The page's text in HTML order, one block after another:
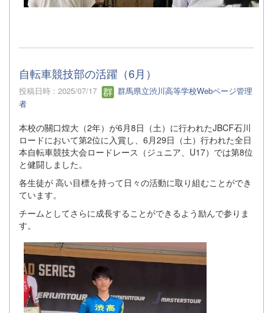
自転車競技部の活躍（6月）
投稿日時 : 2025/07/17
群馬県立渋川高等学校Webページ管理
者
本校の關口煌大（2年）が6月8日（土）に行われたJBCF石川
ロードにおいて第2位に入賞し、6月29日（土）行われた全日
本自転車競技大会ロードレース（ジュニア、U17）では第8位
と健闘しました。
各生徒が 高い目標を持って日々の活動に取り組むことができ
ています。
チームとしてさらに成長することができるよう励んで参りま
す。